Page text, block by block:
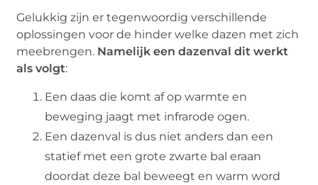
Gelukkig zijn er tegenwoordig verschillende
oplossingen voor de hinder welke dazen met zich
meebrengen. Namelijk een dazenval dit werkt
als volgt:
Een daas die komt af op warmte en
beweging jaagt met infrarode ogen.
Een dazenval is dus niet anders dan een
statief met een grote zwarte bal eraan
doordat deze bal beweegt en warm word